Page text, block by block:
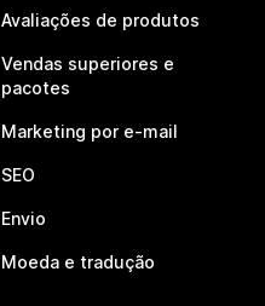
Avaliações de produtos
Vendas superiores e
pacotes
Marketing por e-mail
SEO
Envio
Moeda e tradução